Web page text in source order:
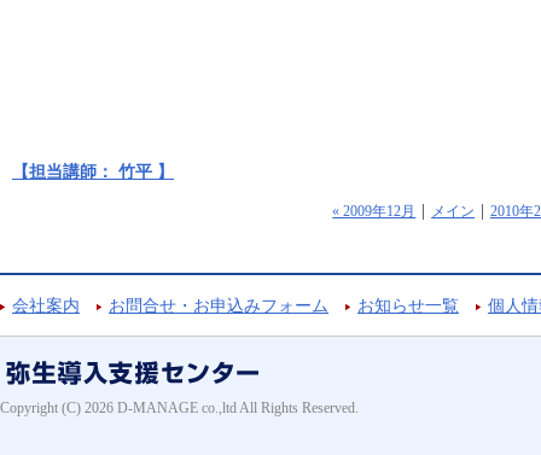
【担当講師： 竹平 】
« 2009年12月 メイン 2010年
会社案内 お問合せ・お申込みフォーム お知らせ一覧 個人
Copyright (C) 2026 D-MANAGE co.,ltd All Rights Reserved.